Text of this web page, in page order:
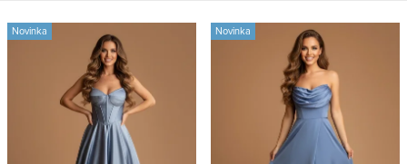
Novinka Novinka